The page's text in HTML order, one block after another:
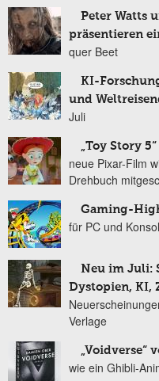
Peter Watts
präsentieren
quer Beet
KI-
und
Juli
„Toy Story
neue Pixar-Film
Drehbuch
Gaming-
für PC und
Neu im Juli:
Dystopien, KI,
Verlage
„Voidverse“
wie ein Ghibli-